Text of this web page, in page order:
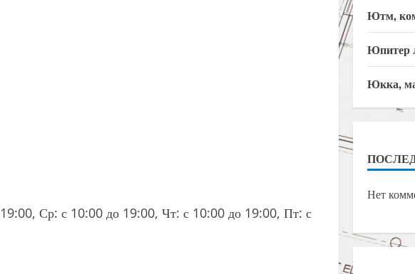
Ср: с 10:00 до 19:00, Чт: с 10:00 до 19:00, Пт: с
Ютм,
Юпитер
Юкка,
Нет